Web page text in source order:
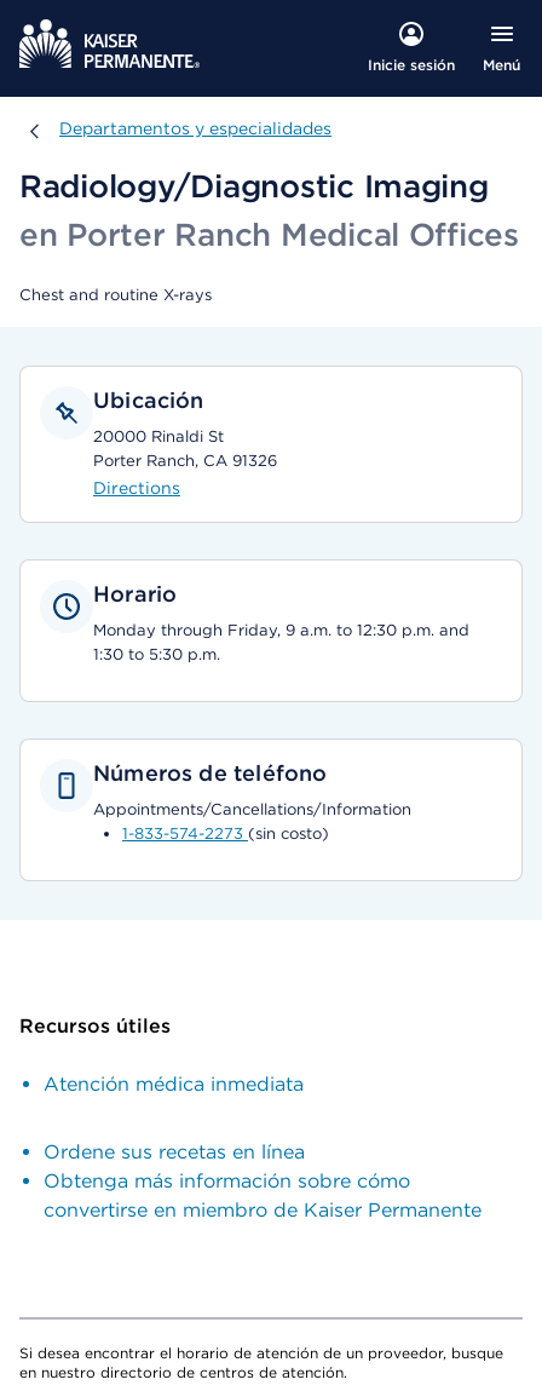
Inicie sesión Menú
Departamentos y especialidades
Departamentos y especialidades
Radiology/Diagnostic Imaging
en Porter Ranch Medical Offices
Chest and routine X-rays
Ubicación
20000 Rinaldi St
Porter Ranch, CA 91326
Directions
Horario
Monday through Friday, 9 a.m. to 12:30 p.m. and
1:30 to 5:30 p.m.
Números de teléfono
Appointments/Cancellations/Information
1-833-574-2273 (sin costo)
Recursos útiles
Atención médica inmediata
Ordene sus recetas en línea
Obtenga más información sobre cómo
convertirse en miembro de Kaiser Permanente
Si desea encontrar el horario de atención de un proveedor, busque
en nuestro directorio de centros de atención.